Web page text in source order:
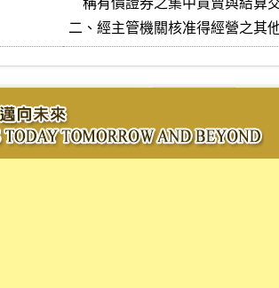
二、經主管機關核准得經營之其